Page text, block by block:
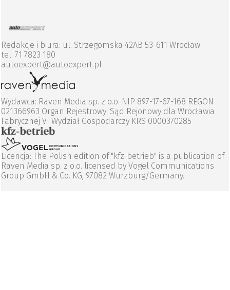
Redakcje i biura: ul. Strzegomska 42AB 53-611 Wrocław
tel. 71 7823 180
autoexpert@autoexpert.pl
Wydawca: Raven Media sp. z o.o. NIP 897-17-67-168 REGON
021366963 Organ Rejestrowy: Sąd Rejonowy dla Wrocławia
Fabrycznej VI Wydział Gospodarczy KRS 0000370285
Licencja: The Polish edition of "kfz-betrieb" is a publication of
Raven Media sp. z o.o. licensed by Vogel Communications
Group GmbH & Co. KG, 97082 Wurzburg/Germany.